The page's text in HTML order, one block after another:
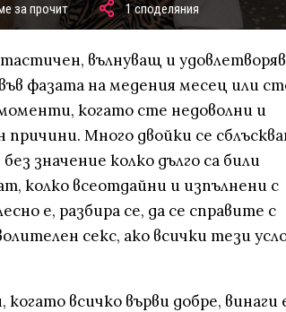
за прочит 1 споделяния
вълнуващ и
фазата на медения месец или
когато сте недоволни и
причини. Много двойки се
значение колко дълго са били
колко всеотдайни и изпълнени с
е, разбира се, да се справите с
секс, ако всички тези
всичко върви добре, винаги